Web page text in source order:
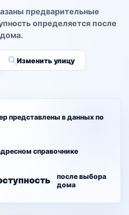
предварительные
определяется после
Изменить улицу
представлены в данных по
справочнике
после выбора
дома